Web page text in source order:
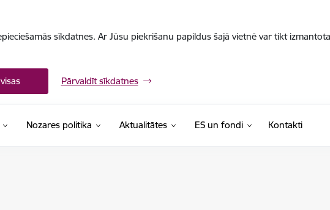
sīkdatnes. Ar Jūsu piekrišanu papildus šajā vietnē var tikt
Pārvaldīt sīkdatnes
Nozares politika Aktualitātes ES un fondi Kontakti